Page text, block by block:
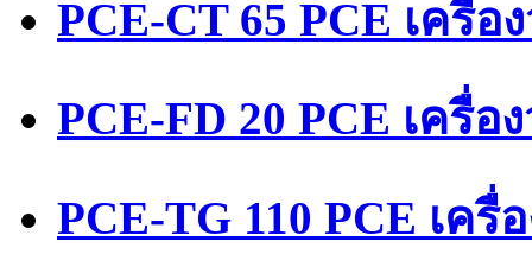
PCE-CT 65 PCE เครื่
PCE-FD 20 PCE เครื่
PCE-TG 110 PCE เค